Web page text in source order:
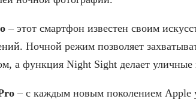
– этот смартфон известен своим
Ночной режим позволяет
а функция Night Sight делает уличные
– с каждым новым поколением Apple